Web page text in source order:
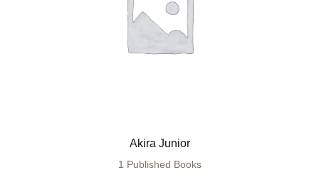
Akira Junior
1 Published Books